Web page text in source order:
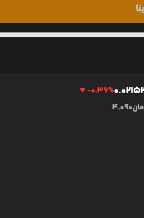
-0.36%0.0
4,090